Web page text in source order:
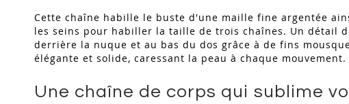
Cette chaîne habille le buste d'une maille fine argentée
les seins pour habiller la taille de trois chaînes. Un détail
derrière la nuque et au bas du dos grâce à de fins
élégante et solide, caressant la peau à chaque mouvement.
Une chaîne de corps qui sublime